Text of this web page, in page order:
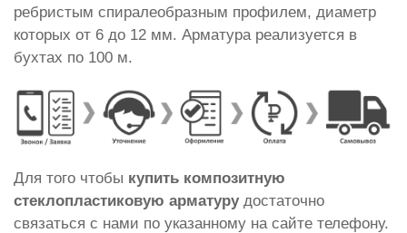
ребристым спиралеобразным профилем, диаметр
которых от 6 до 12 мм. Арматура реализуется в
бухтах по 100 м.
Для того чтобы купить композитную
стеклопластиковую арматурудостаточно
связаться с нами по указанному на сайте телефону.